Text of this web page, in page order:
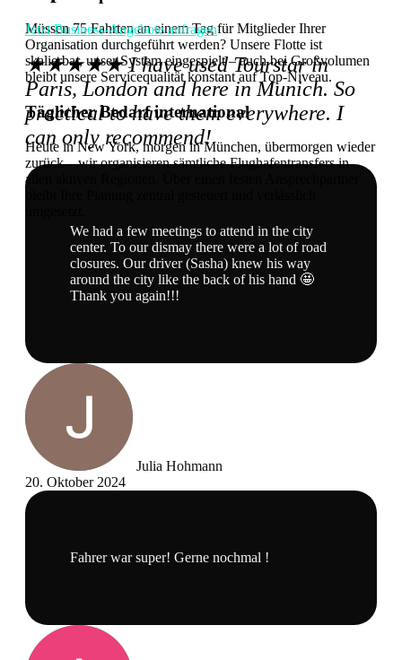
Müssen 75 Fahrten an einem Tag für Mitglieder Ihrer
Organisation durchgeführt werden? Unsere Flotte ist
skalierbar, unser System eingespielt – auch bei Großvolumen
bleibt unsere Servicequalität konstant auf Top-Niveau.
Täglicher Bedarf international
Heute in New York, morgen in München, übermorgen wieder
zurück – wir organisieren sämtliche Flughafentransfers in
allen aktiven Regionen. Über einen festen Ansprechpartner
Jetzt Business-Angebote anfragen
★★★★★ I have used Tourstar in
Paris, London and here in Munich. So
practical to have them everywhere. I
can only recommend!
We had a few meetings to attend in the city
center. To our dismay there were a lot of road
closures. Our driver (Sasha) knew his way
around the city like the back of his hand 🤩
Thank you again!!!
Julia Hohmann
20. Oktober 2024
Fahrer war super! Gerne nochmal !